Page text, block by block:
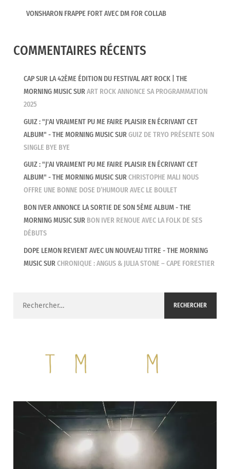
VONSHARON FRAPPE FORT AVEC DM FOR COLLAB
COMMENTAIRES RÉCENTS
CAP SUR LA 42ÈME ÉDITION DU FESTIVAL ART ROCK | THE
MORNING MUSICSURART ROCK ANNONCE SA PROGRAMMATION
2025
GUIZ : "J'AI VRAIMENT PU ME FAIRE PLAISIR EN ÉCRIVANT CET
ALBUM" - THE MORNING MUSICSURGUIZ DE TRYO PRÉSENTE SON
SINGLE BYE BYE
GUIZ : "J'AI VRAIMENT PU ME FAIRE PLAISIR EN ÉCRIVANT CET
ALBUM" - THE MORNING MUSICSURCHRISTOPHE MALI NOUS
OFFRE UNE BONNE DOSE D’HUMOUR AVEC LE BOULET
BON IVER ANNONCE LA SORTIE DE SON 5ÈME ALBUM - THE
MORNING MUSICSUR BON IVER RENOUE AVEC LA FOLK DE SES
DÉBUTS
DOPE LEMON REVIENT AVEC UN NOUVEAU TITRE - THE MORNING
MUSICSURCHRONIQUE : ANGUS & JULIA STONE – CAPE FORESTIER